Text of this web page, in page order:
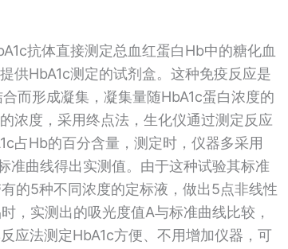
抗体直接测定总血红蛋白Hb中的糖化血
供HbA1c测定的试剂盒。这种免疫反应是
而形成凝集，凝集量随HbA1c蛋白浓度的
浓度，采用终点法，生化仪通过测定反应
占Hb的百分含量，测定时，仪器多采用
曲线得出实测值。由于这种试验其标准
的5种不同浓度的定标液，做出5点非线性
，实测出的吸光度值A与标准曲线比较，
应法测定HbA1c方便、不用增加仪器，可